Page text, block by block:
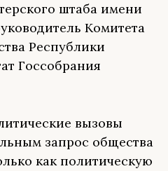
штаба имени
Комитета
Республики
Госсобрания
вызовы
запрос общества
как политическую